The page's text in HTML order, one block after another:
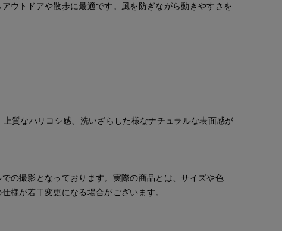
ウトドアや散歩に最適です。風を防ぎながら動きやすさを
質なハリコシ感、洗いざらした様なナチュラルな表面感が
の撮影となっております。実際の商品とは、サイズや色
様が若干変更になる場合がございます。